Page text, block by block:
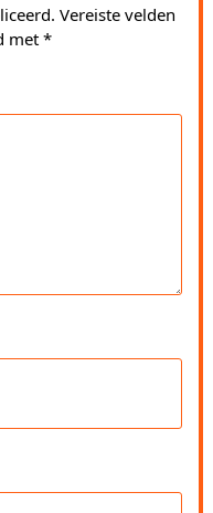
Vereiste velden
met*